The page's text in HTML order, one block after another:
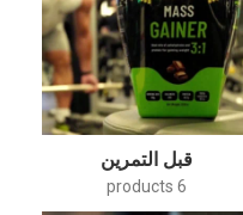
قبل التمرین
6 products